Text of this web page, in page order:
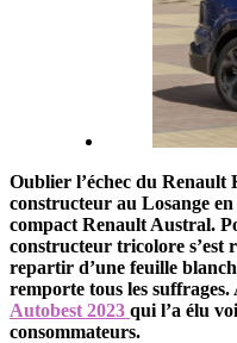
Oublier l’échec du Renault
constructeur au Losange
compact Renault Austral.
constructeur tricolore s’est
repartir d’une feuille
remporte tous les
Autobest 2023 qui l’a élu
consommateurs.